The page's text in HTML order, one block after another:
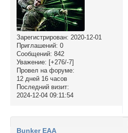
Зарегистрирован: 2020-12-01
Приглашений: 0
Сообщений: 842
Уважение: [+276/-7]
Провел на форуме:
12 дней 16 часов
Последний визит:
2024-12-04 09:11:54
Bunker EAA